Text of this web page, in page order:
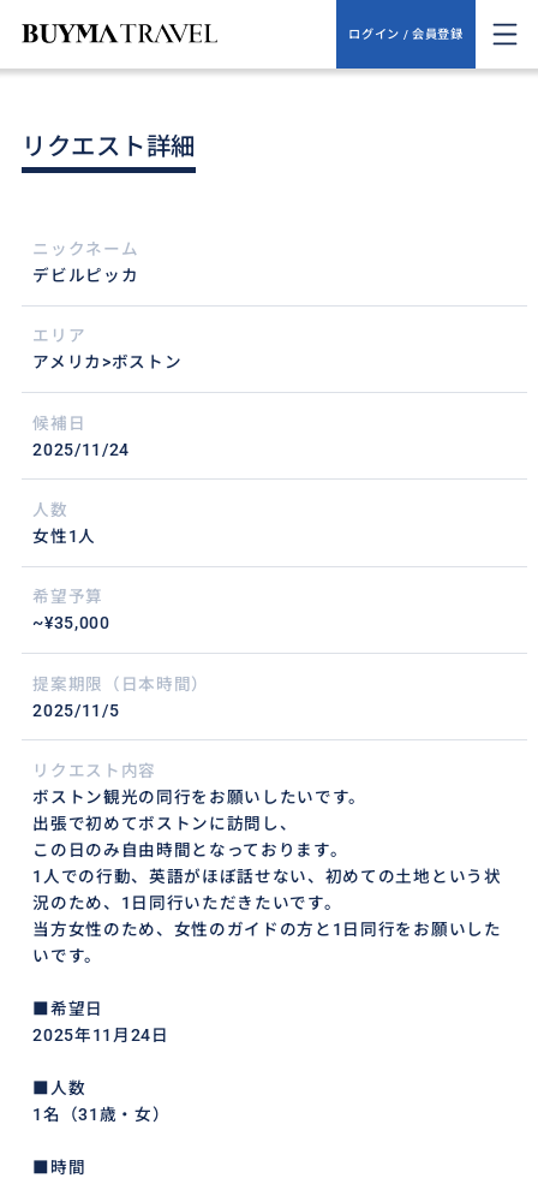
ログイン / 会員登録
リクエスト詳細
ニックネーム
デビルピッカ
エリア
アメリカ>ボストン
候補日
2025/11/24
人数
女性1人
希望予算
~¥35,000
提案期限（日本時間）
2025/11/5
リクエスト内容
ボストン観光の同行をお願いしたいです。
出張で初めてボストンに訪問し、
この日のみ自由時間となっております。
1人での行動、英語がほぼ話せない、初めての土地という状
況のため、1日同行いただきたいです。
当方女性のため、女性のガイドの方と1日同行をお願いした
いです。
■希望日
2025年11月24日
■人数
1名（31歳・女）
■時間